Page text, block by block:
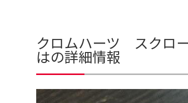
クロムハーツ スクロ
はの詳細情報